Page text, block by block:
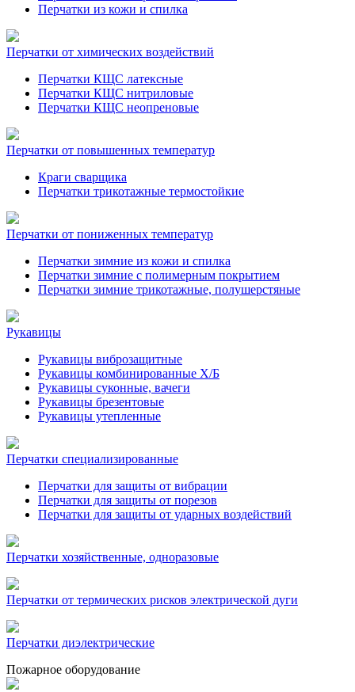
Перчатки из кожи и спилка
Перчатки от химических воздействий
Перчатки КЩС латексные
Перчатки КЩС нитриловые
Перчатки КЩС неопреновые
Перчатки от повышенных температур
Краги сварщика
Перчатки трикотажные термостойкие
Перчатки от пониженных температур
Перчатки зимние из кожи и спилка
Перчатки зимние с полимерным покрытием
Перчатки зимние трикотажные, полушерстяные
Рукавицы
Рукавицы виброзащитные
Рукавицы комбинированные Х/Б
Рукавицы суконные, вачеги
Рукавицы брезентовые
Рукавицы утепленные
Перчатки специализированные
Перчатки для защиты от вибрации
Перчатки для защиты от порезов
Перчатки для защиты от ударных воздействий
Перчатки хозяйственные, одноразовые
Перчатки от термических рисков электрической дуги
Перчатки диэлектрические
Пожарное оборудование